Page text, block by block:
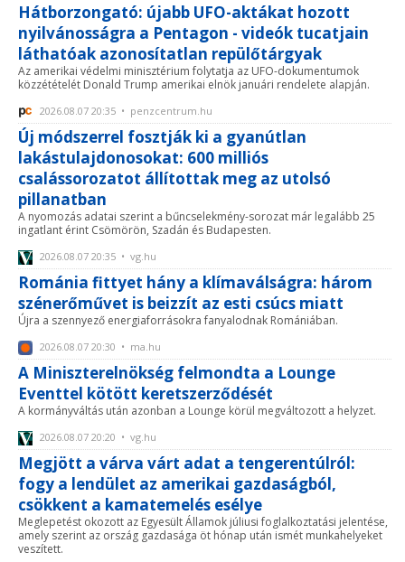
Hátborzongató: újabb UFO-aktákat hozott
nyilvánosságra a Pentagon - videók tucatjain
láthatóak azonosítatlan repülőtárgyak
Az amerikai védelmi minisztérium folytatja az UFO-dokumentumok
közzétételét Donald Trump amerikai elnök januári rendelete alapján.
2026.08.07 20:35 • penzcentrum.hu
Új módszerrel fosztják ki a gyanútlan
lakástulajdonosokat: 600 milliós
csalássorozatot állítottak meg az utolsó
pillanatban
A nyomozás adatai szerint a bűncselekmény-sorozat már legalább 25
ingatlant érint Csömörön, Szadán és Budapesten.
2026.08.07 20:35 • vg.hu
Románia fittyet hány a klímaválságra: három
szénerőművet is beizzít az esti csúcs miatt
Újra a szennyező energiaforrásokra fanyalodnak Romániában.
2026.08.07 20:30 • ma.hu
A Miniszterelnökség felmondta a Lounge
Eventtel kötött keretszerződését
A kormányváltás után azonban a Lounge körül megváltozott a helyzet.
2026.08.07 20:20 • vg.hu
Megjött a várva várt adat a tengerentúlról:
fogy a lendület az amerikai gazdaságból,
csökkent a kamatemelés esélye
Meglepetést okozott az Egyesült Államok júliusi foglalkoztatási jelentése,
amely szerint az ország gazdasága öt hónap után ismét munkahelyeket
veszített.